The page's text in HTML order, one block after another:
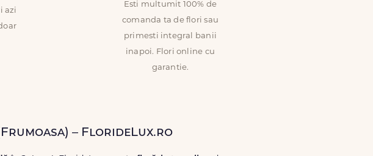
azi
Esti multumit 100% de
comanda ta de flori sau
primesti integral banii
inapoi. Flori online cu
garantie.
– FlorideLux.ro